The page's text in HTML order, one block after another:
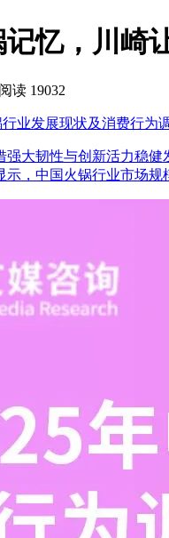
忆，川崎
阅读 19032
业发展现状及消费行为
大韧性与创新活力稳健
，中国火锅行业市场